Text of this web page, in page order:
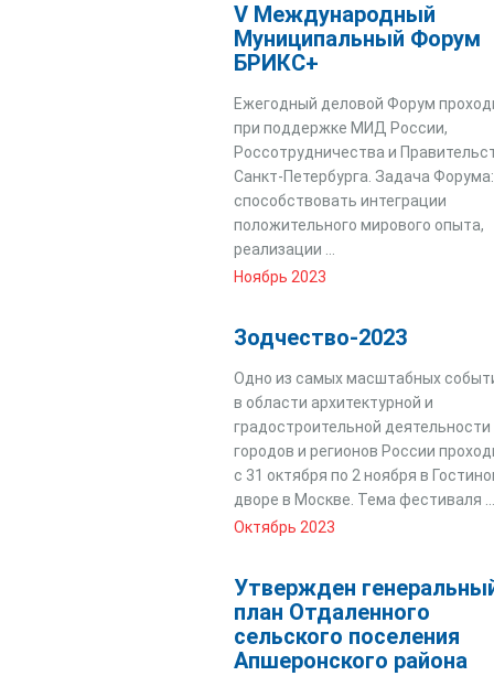
V Международный
Муниципальный Форум
БРИКС+
Ежегодный деловой Форум
при поддержке МИД России,
Россотрудничества и
Санкт-Петербурга. Задача Форума:
способствовать интеграции
положительного мирового опыта,
реализации ...
Ноябрь 2023
Зодчество-2023
Одно из самых масштабных
в области архитектурной и
градостроительной деятельности
городов и регионов России
с 31 октября по 2 ноября в
дворе в Москве. Тема фестиваля ...
Октябрь 2023
Утвержден
план Отдаленного
сельского поселения
Апшеронского района